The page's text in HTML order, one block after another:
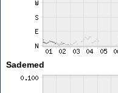
Sademed